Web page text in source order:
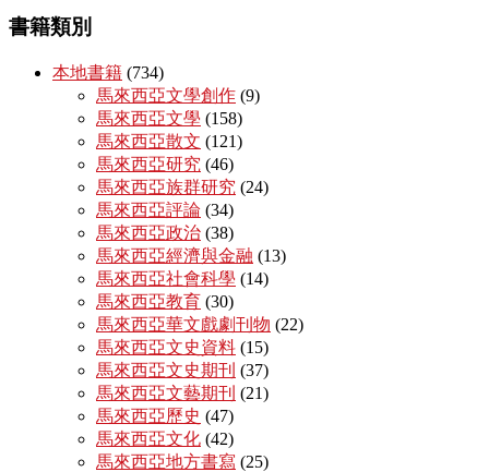
書籍類別
本地書籍 (734)
馬來西亞文學創作 (9)
馬來西亞文學 (158)
馬來西亞散文 (121)
馬來西亞研究 (46)
馬來西亞族群研究 (24)
馬來西亞評論 (34)
馬來西亞政治 (38)
馬來西亞經濟與金融 (13)
馬來西亞社會科學 (14)
馬來西亞教育 (30)
馬來西亞華文戲劇刊物 (22)
馬來西亞文史資料 (15)
馬來西亞文史期刊 (37)
馬來西亞文藝期刊 (21)
馬來西亞歷史 (47)
馬來西亞文化 (42)
馬來西亞地方書寫 (25)